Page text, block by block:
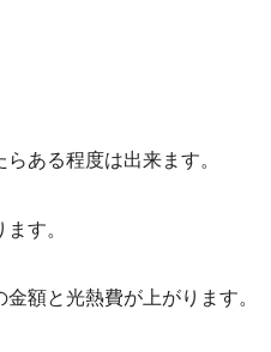
ある程度は出来ます。
す。
額と光熱費が上がります。